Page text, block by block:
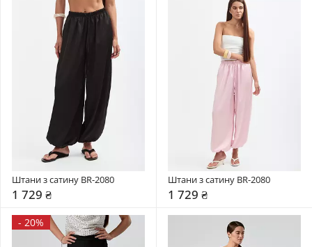
Штани з сатину BR-2080
1 729 ₴
Штани з сатину BR-2080
1 729 ₴
- 20%